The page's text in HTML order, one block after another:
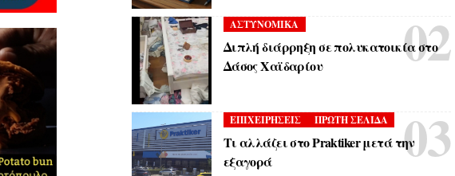
ΑΣΤΥΝΟΜΙΚΑ
Διπλή διάρρηξη σε πολυκατοικία στο
Δάσος Χαϊδαρίου
ΕΠΙΧΕΙΡΗΣΕΙΣ ΠΡΩΤΗ ΣΕΛΙΔΑ
Τι αλλάζει στο Praktiker μετά την
εξαγορά